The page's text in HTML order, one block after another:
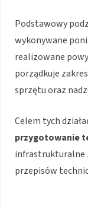
Podstawowy
wykonywane
realizowane
porządkuje
sprzętu oraz
Celem tych
przygotowanie
infrastrukturalne
przepisów